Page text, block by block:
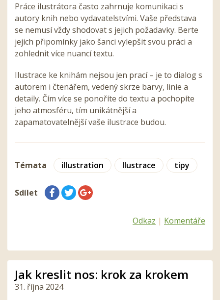
Práce ilustrátora často zahrnuje komunikaci s
autory knih nebo vydavatelstvími. Vaše představa
se nemusí vždy shodovat s jejich požadavky. Berte
jejich připomínky jako šanci vylepšit svou práci a
zohlednit více nuancí textu.
Ilustrace ke knihám nejsou jen prací – je to dialog s
autorem i čtenářem, vedený skrze barvy, linie a
detaily. Čím více se ponoříte do textu a pochopíte
jeho atmosféru, tím unikátnější a
zapamatovatelnější vaše ilustrace budou.
Témata illustration Ilustrace tipy
Sdílet
Odkaz | Komentáře
Jak kreslit nos: krok za krokem
31. října 2024